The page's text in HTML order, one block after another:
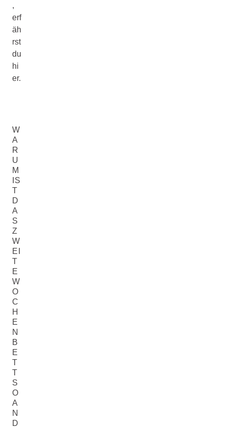
,
erf
äh
rst
du
hi
er.
W
A
R
U
M
IS
T
D
A
S
Z
W
EI
T
E
W
O
C
H
E
N
B
E
T
T
S
O
A
N
D